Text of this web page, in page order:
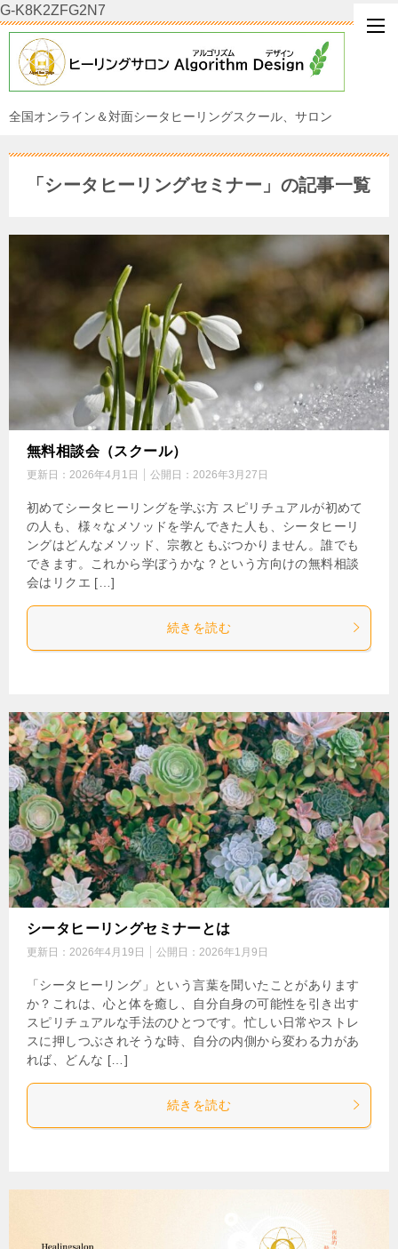
G-K8K2ZFG2N7
全国オンライン＆対面シータヒーリングスクール、サロン
「シータヒーリングセミナー」の記事一覧
無料相談会（スクール）
更新日： 2026年4月1日 公開日： 2026年3月27日
初めてシータヒーリングを学ぶ方 スピリチュアルが初めて
の人も、様々なメソッドを学んできた人も、シータヒーリ
ングはどんなメソッド、宗教ともぶつかりません。誰でも
できます。これから学ぼうかな？という方向けの無料相談
会はリクエ […]
続きを読む
シータヒーリングセミナーとは
更新日： 2026年4月19日 公開日： 2026年1月9日
「シータヒーリング」という言葉を聞いたことがあります
か？これは、心と体を癒し、自分自身の可能性を引き出す
スピリチュアルな手法のひとつです。忙しい日常やストレ
スに押しつぶされそうな時、自分の内側から変わる力があ
れば、どんな […]
続きを読む